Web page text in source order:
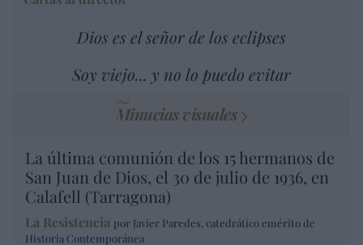
Dios es el señor de los eclipses
Soy viejo... y no lo puedo evitar
Minucias visuales
La última comunión de los 15 hermanos de
San Juan de Dios, el 30 de julio de 1936, en
Calafell (Tarragona)
La Resistencia por Javier Paredes, catedrático emérito de
Historia Contemporánea